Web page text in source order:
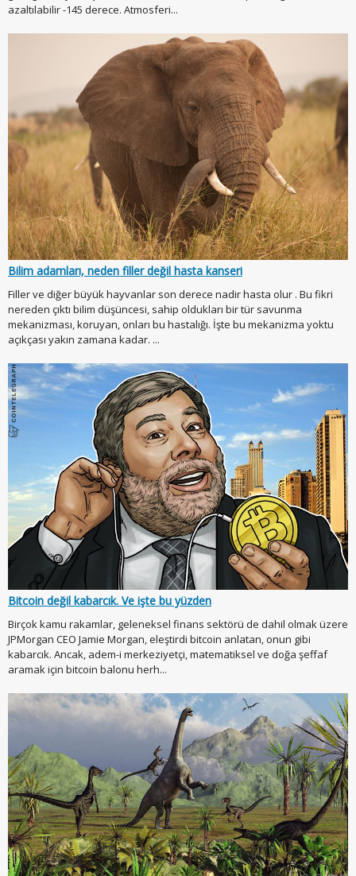
azaltılabilir -145 derece. Atmosferi...
Bilim adamları, neden filler değil hasta kanseri
Filler ve diğer büyük hayvanlar son derece nadir hasta olur . Bu fikri
nereden çıktı bilim düşüncesi, sahip oldukları bir tür savunma
mekanizması, koruyan, onları bu hastalığı. İşte bu mekanizma yoktu
açıkçası yakın zamana kadar. ...
Bitcoin değil kabarcık. Ve işte bu yüzden
Birçok kamu rakamlar, geleneksel finans sektörü de dahil olmak üzere
JPMorgan CEO Jamie Morgan, eleştirdi bitcoin anlatan, onun gibi
kabarcık. Ancak, adem-i merkeziyetçi, matematiksel ve doğa şeffaf
aramak için bitcoin balonu herh...